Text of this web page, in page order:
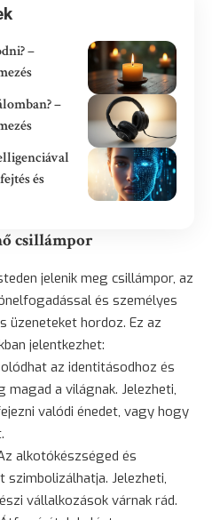
–
–
és
csillámpor
jelenik meg csillámpor, az
és személyes
üzeneteket hordoz. Ez az
jelentkezhet:
az identitásodhoz és
a világnak. Jelezheti,
valódi énedet, vagy hogy
alkotókészséged és
Jelezheti,
vállalkozások várnak rád.